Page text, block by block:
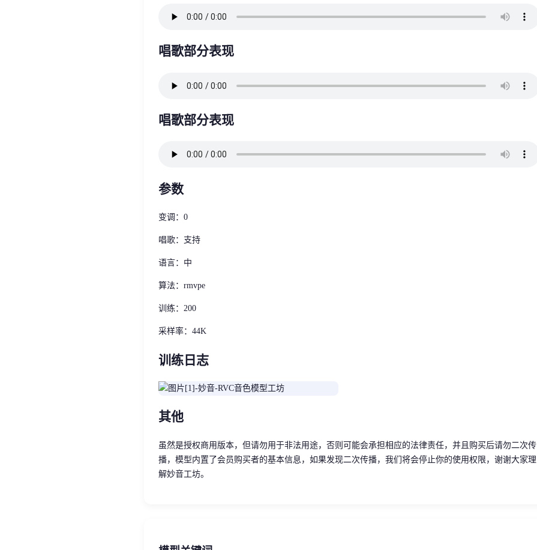
唱歌部分表现
唱歌部分表现
参数
变调：0
唱歌：支持
语言：中
算法：rmvpe
训练：200
采样率：44K
训练日志
其他
虽然是授权商用版本，但请勿用于非法用途，否则可能会承担相应的法律责任，并且购买后请勿二次传
播，模型内置了会员购买者的基本信息，如果发现二次传播，我们将会停止你的使用权限，谢谢大家理
解妙音工坊。